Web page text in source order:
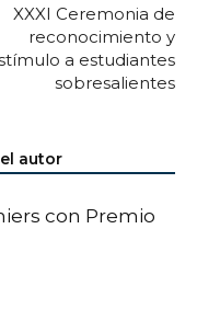
XXXI Ceremonia de
reconocimiento y
a estudiantes
sobresalientes
autor
con Premio